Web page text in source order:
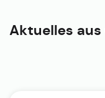
Aktuelles aus